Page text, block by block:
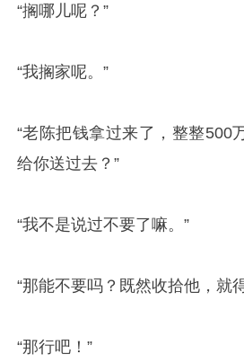
“搁哪儿呢？”
“我搁家呢。”
“老陈把钱拿过来了，整整500
给你送过去？”
“我不是说过不要了嘛。”
“那能不要吗？既然收拾他，就
“那行吧！”